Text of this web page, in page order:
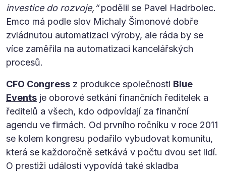
investice do rozvoje,“podělil se Pavel Hadrbolec.
Emco má podle slov Michaly Šimonové dobře
zvládnutou automatizaci výroby, ale ráda by se
více zaměřila na automatizaci kancelářských
procesů.
CFO Congress z produkce společnosti Blue
Events je oborové setkání finančních ředitelek a
ředitelů a všech, kdo odpovídají za finanční
agendu ve firmách. Od prvního ročníku v roce 2011
se kolem kongresu podařilo vybudovat komunitu,
která se každoročně setkává v počtu dvou set lidí.
O prestiži události vypovídá také skladba